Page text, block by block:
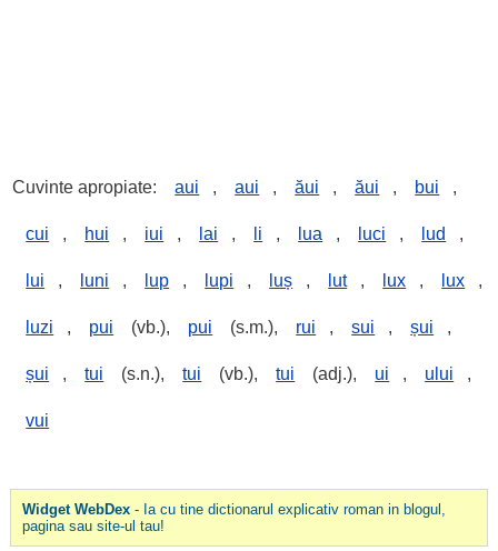
Cuvinte apropiate: aui , aui , ăui , ăui , bui ,
cui , hui , iui , lai , li , lua , luci , lud ,
lui , luni , lup , lupi , luș , lut , lux , lux ,
luzi , pui (vb.), pui (s.m.), rui , sui , șui ,
șui , tui (s.n.), tui (vb.), tui (adj.), ui , ului ,
vui
Widget WebDex- Ia cu tine dictionarul explicativ roman in blogul,
pagina sau site-ul tau!